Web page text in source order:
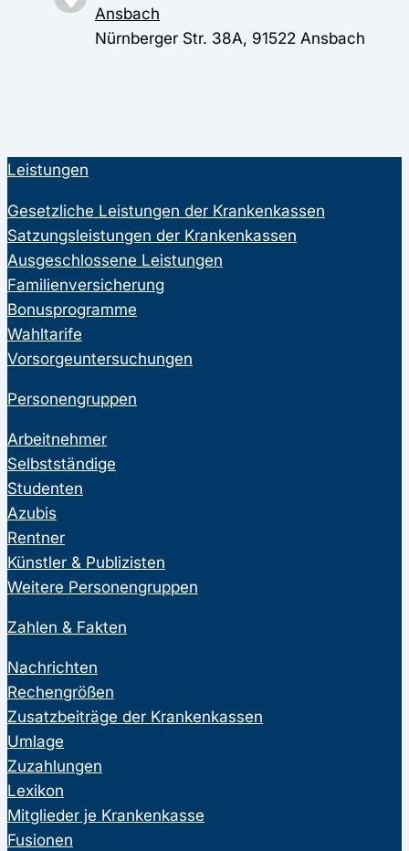
Ansbach
Nürnberger Str. 38A, 91522 Ansbach
Leistungen
Gesetzliche Leistungen der Krankenkassen
Satzungsleistungen der Krankenkassen
Ausgeschlossene Leistungen
Familienversicherung
Bonusprogramme
Wahltarife
Vorsorgeuntersuchungen
Personengruppen
Arbeitnehmer
Selbstständige
Studenten
Azubis
Rentner
Künstler & Publizisten
Weitere Personengruppen
Zahlen & Fakten
Nachrichten
Rechengrößen
Zusatzbeiträge der Krankenkassen
Umlage
Zuzahlungen
Lexikon
Mitglieder je Krankenkasse
Fusionen